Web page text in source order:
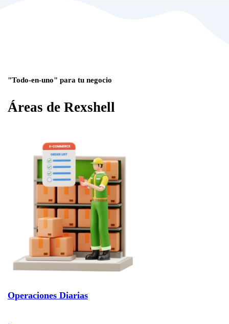
"Todo-en-uno" para tu negocio
Áreas de Rexshell
Operaciones Diarias
.